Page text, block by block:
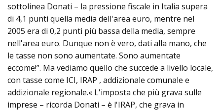
sottolinea Donati – la pressione fiscale in Italia supera
di 4,1 punti quella media dell'area euro, mentre nel
2005 era di 0,2 punti più bassa della media, sempre
nell'area euro. Dunque non è vero, dati alla mano, che
le tasse non sono aumentate. Sono aumentate
eccome!”. Ma vediamo quello che succede a livello locale,
con tasse come ICI, IRAP , addizionale comunale e
addizionale regionale.« L'imposta che più grava sulle
imprese – ricorda Donati – è l'IRAP, che grava in